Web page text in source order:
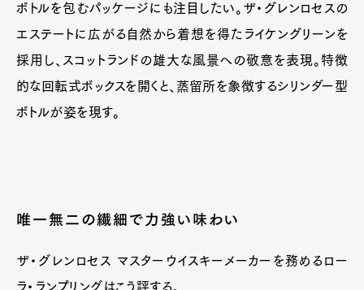
ボトルを包むパッケージにも注目したい。ザ・グレンロセスの
エステートに広がる自然から着想を得たライケングリーンを
採用し、スコットランドの雄大な風景への敬意を表現。特徴
的な回転式ボックスを開くと、蒸留所を象徴するシリンダー型
ボトルが姿を現す。
唯一無二の繊細で力強い味わい
ザ・グレンロセス マスターウイスキーメーカーを務めるロー
ラ・ランプリングはこう評する。